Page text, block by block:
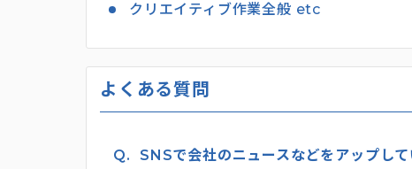
クリエイティブ作業全般 etc
よくある質問
Q.
SNSで会社のニュースなどをアップし